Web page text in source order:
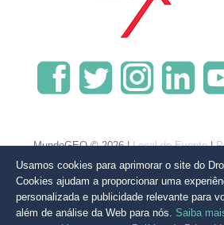
MundoGEO © 2026 |Local do Evento|
Usamos cookies para aprimorar o site do
Cookies ajudam a proporcionar uma
personalizada e publicidade relevante para
além de análise da Web para nós. Saiba